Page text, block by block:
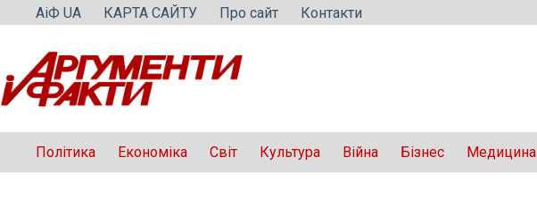
Перейти
вмісту
АіФ UA КАРТА САЙТУ Про сайт Контакти
Політика Економіка Світ Культура Війна Бізнес Медицина